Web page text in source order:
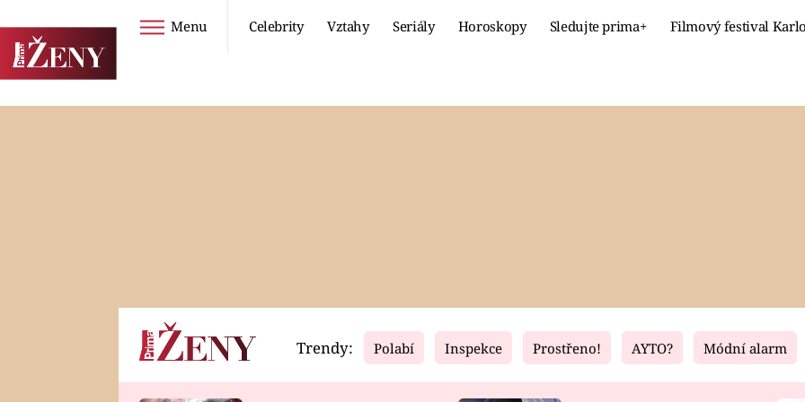
Menu Celebrity Vztahy Seriály Horoskopy Sledujte prima+ Filmový festival
Horoskopy Video Fresh Living
Trendy: Polabí Inspekce Prostřeno! AYTO? Módní alarm